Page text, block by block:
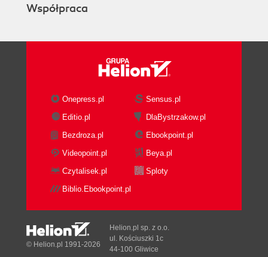
Współpraca
Onepress.pl
Sensus.pl
Editio.pl
DlaBystrzakow.pl
Bezdroza.pl
Ebookpoint.pl
Videopoint.pl
Beya.pl
Czytalisek.pl
Sploty
Biblio.Ebookpoint.pl
© Helion.pl 1991-2026
Helion.pl sp. z o.o.
ul. Kościuszki 1c
44-100 Gliwice